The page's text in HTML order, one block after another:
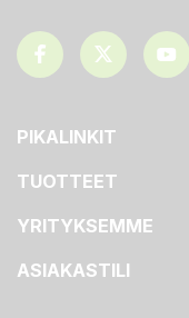
PIKALINKIT
TUOTTEET
YRITYKSEMME
ASIAKASTILI